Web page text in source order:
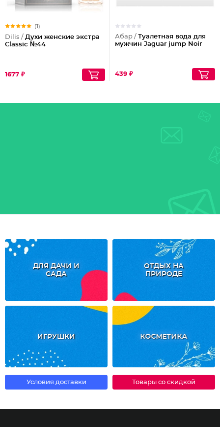
(1)
Dilis / Духи женские экстра
Classic №44
1677 ₽
Абар / Туалетная вода для
мужчин Jaguar jump Noir
439 ₽
ДЛЯ ДАЧИ И
САДА
ОТДЫХ НА
ПРИРОДЕ
ИГРУШКИ КОСМЕТИКА
Условия доставки Товары со скидкой